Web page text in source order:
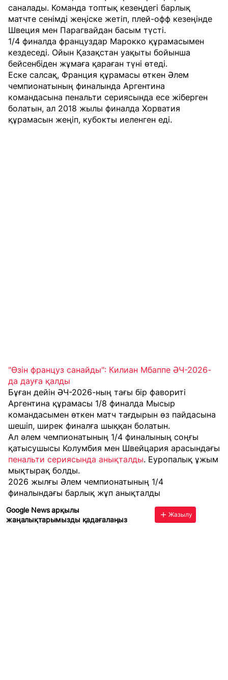
саналады. Команда топтық кезеңдегі барлық
матчте сенімді жеңіске жетіп, плей-офф кезеңінде
Швеция мен Парагвайдан басым түсті.
1/4 финалда француздар Марокко құрамасымен
кездеседі. Ойын Қазақстан уақыты бойынша
бейсенбіден жұмаға қараған түні өтеді.
Еске салсақ, Франция құрамасы өткен Әлем
чемпионатының финалында Аргентина
командасына пенальти сериясында есе жіберген
болатын, ал 2018 жылы финалда Хорватия
құрамасын жеңіп, кубокты иеленген еді.
"Өзін француз санайды": Килиан Мбаппе ӘЧ-2026-
да дауға қалды
Бұған дейін ӘЧ-2026-ның тағы бір фавориті
Аргентина құрамасы 1/8 финалда Мысыр
командасымен өткен матч тағдырын өз пайдасына
шешіп, ширек финалға шыққан болатын.
Ал әлем чемпионатының 1/4 финалының соңғы
қатысушысы Колумбия мен Швейцария арасындағы
пенальти сериясында анықталды. Еуропалық ұжым
мықтырақ болды.
2026 жылғы Әлем чемпионатының 1/4
финалындағы барлық жұп анықталды
Google News арқылы
жаңалықтарымызды қадағалаңыз
Жазылу